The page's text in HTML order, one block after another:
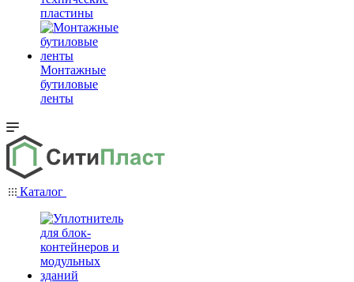
пластины
Монтажные
бутиловые
ленты
Каталог